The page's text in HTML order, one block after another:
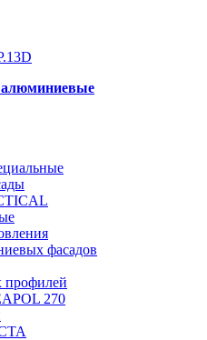
фасадов
профилей
270